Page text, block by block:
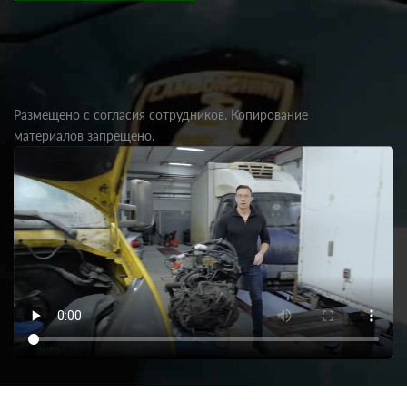
Размещено с согласия сотрудников. Копирование
материалов запрещено.